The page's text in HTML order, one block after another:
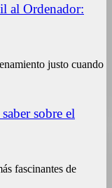
al Ordenador:
justo cuando
sobre el
fascinantes de